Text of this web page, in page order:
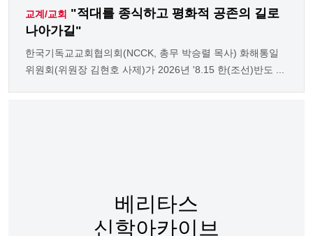
교계/교회 "적대를 종식하고 평화적 공존의 길로
나아가길"
한국기독교교회협의회(NCCK, 총무 박승렬 목사) 화해통일
위원회(위원장 김현호 사제)가 2026년 '8.15 한(조선)반도 ...
베리타스
신학아카이브